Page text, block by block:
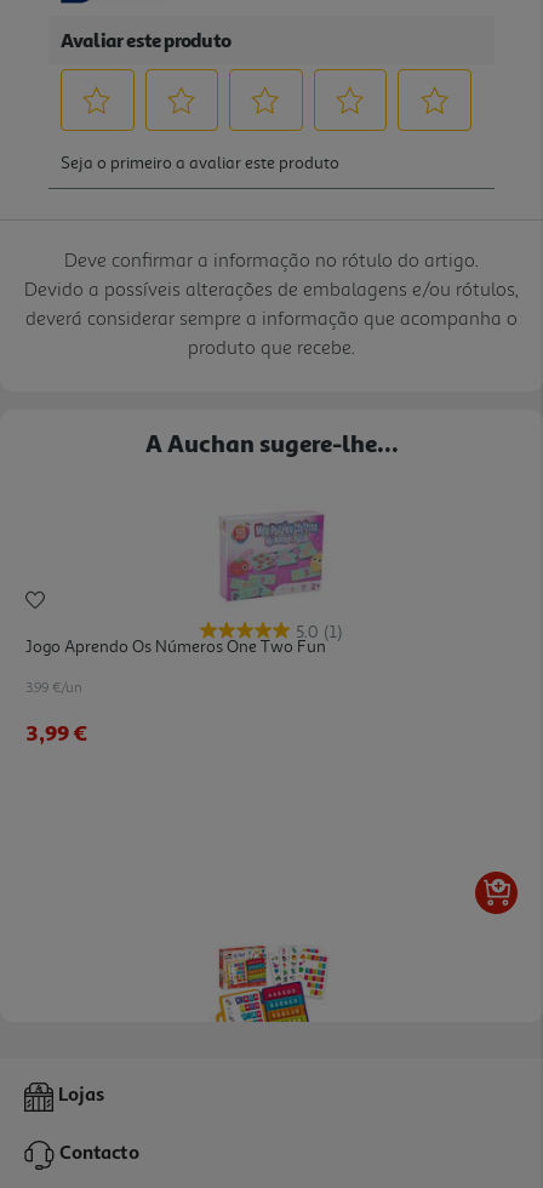
Deve confirmar a informação no rótulo do artigo.
Devido a possíveis alterações de embalagens e/ou rótulos,
deverá considerar sempre a informação que acompanha o
produto que recebe.
A Auchan sugere-lhe...
5.0 (1)
Jogo Aprendo Os Números One Two Fun
3.99 €/un
3,99 €
Jogo Eu Aprendo A Ler (mala De Letras)
22,99 €
Lojas
Contacto